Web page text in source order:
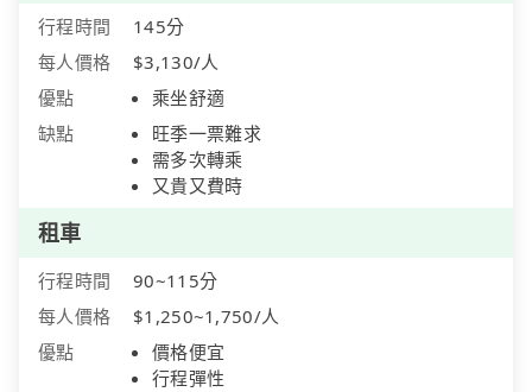
行程時間
145分
每人價格
$3,130/人
優點
乘坐舒適
缺點
旺季一票難求
需多次轉乘
又貴又費時
租車
行程時間
90~115分
每人價格
$1,250~1,750/人
優點
價格便宜
行程彈性